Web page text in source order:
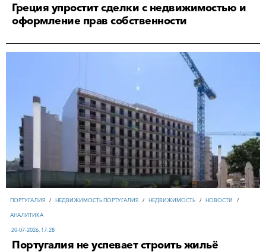
Греция упростит сделки с недвижимостью и
оформление прав собственности
ПОРТУГАЛИЯ / НЕДВИЖИМОСТЬ ПОРТУГАЛИЯ / НЕДВИЖИМОСТЬ / НОВОСТИ /
АНАЛИТИКА
20-07-2026, 17:28
Португалия не успевает строить жильё